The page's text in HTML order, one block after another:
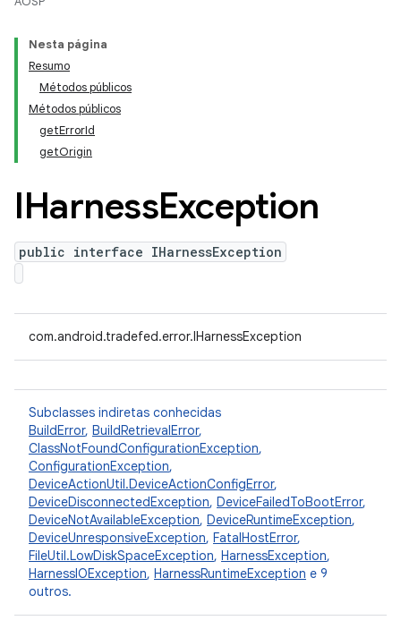
Nesta página
Resumo
Métodos públicos
Métodos públicos
getErrorId
getOrigin
IHarnessException
public interface IHarnessException
com.android.tradefed.error.IHarnessException
Subclasses indiretas conhecidas
BuildError, BuildRetrievalError,
ClassNotFoundConfigurationException,
ConfigurationException,
DeviceActionUtil.DeviceActionConfigError,
DeviceDisconnectedException, DeviceFailedToBootError,
DeviceNotAvailableException, DeviceRuntimeException,
DeviceUnresponsiveException, FatalHostError,
FileUtil.LowDiskSpaceException, HarnessException,
HarnessIOException, HarnessRuntimeException e 9
outros.